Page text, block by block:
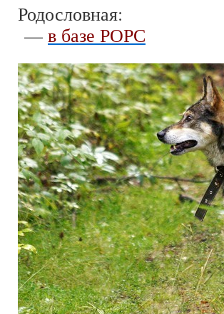
Родословная:
— в базе РОРС